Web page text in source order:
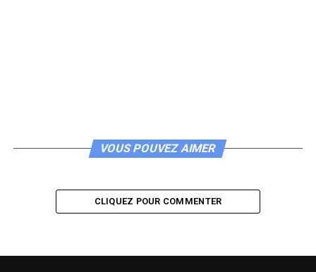
VOUS POUVEZ AIMER
CLIQUEZ POUR COMMENTER